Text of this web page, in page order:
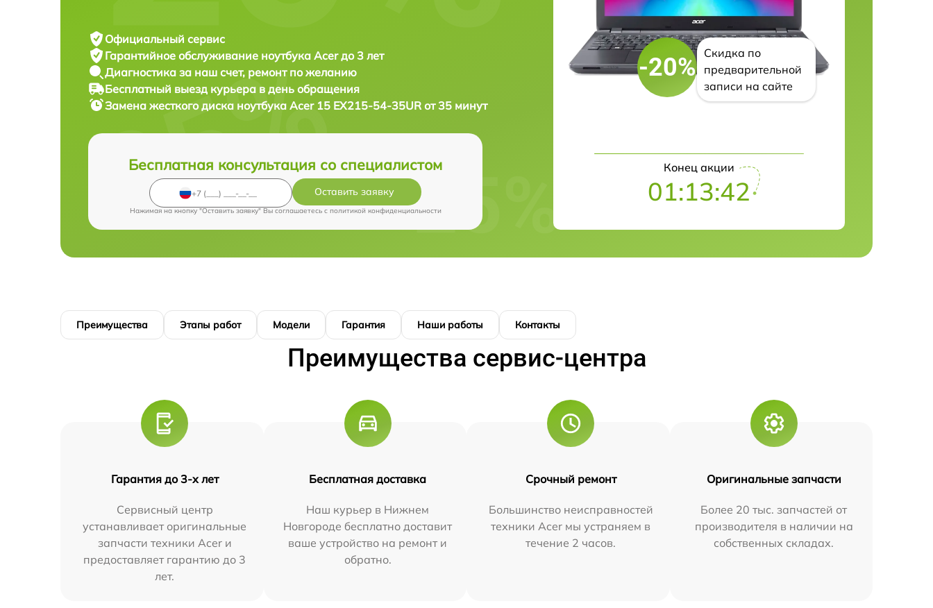
Официальный сервис
Гарантийное обслуживание ноутбука Acer до 3 лет
Диагностика за наш счет, ремонт по желанию
Бесплатный выезд курьера в день обращения
Замена жесткого диска ноутбука Acer 15 EX215-54-35UR от 35 минут
Бесплатная консультация со специалистом
Оставить заявку
Нажимая на кнопку "Оставить заявку" Вы соглашаетесь c политикой конфиденциальности
-20%
Скидка по
предварительной
записи на сайте
Конец акции
01:13:41
Преимущества Этапы работ Модели Гарантия Наши работы Контакты
Преимущества сервис-центра
Гарантия до 3-х лет
Сервисный центр
устанавливает оригинальные
запчасти техники Acer и
предоставляет гарантию до 3
лет.
Бесплатная доставка
Наш курьер в Нижнем
Новгороде бесплатно доставит
ваше устройство на ремонт и
обратно.
Срочный ремонт
Большинство неисправностей
техники Acer мы устраняем в
течение 2 часов.
Оригинальные запчасти
Более 20 тыс. запчастей от
производителя в наличии на
собственных складах.